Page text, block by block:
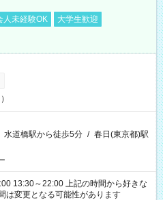
人未経験OK
大学生歓迎
水道橋駅から徒歩5分 / 春日(東京都)駅
上記の時間から好きな
は変更となる可能性があります